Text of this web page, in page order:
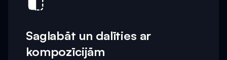
Saglabāt un dalīties ar
kompozīcijām